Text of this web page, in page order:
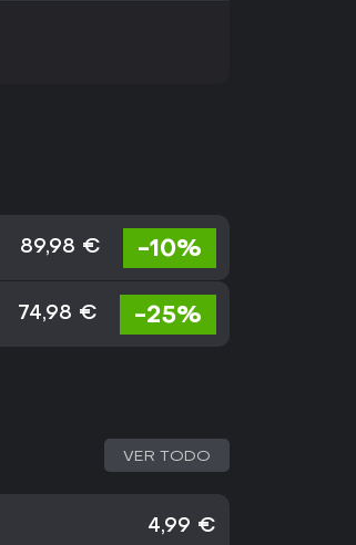
89,98 € -10%
74,98 € -25%
VER TODO
4,99 €